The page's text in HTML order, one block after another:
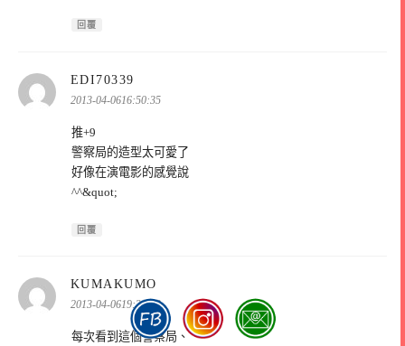
回覆
EDI70339
示:
2013-04-0616:50:35
推+9
警察局的造型太可愛了
好像在演電影的感覺說
^^&quot;
回覆
KUMAKUMO
示:
2013-04-0619:34:52
每次看到這個警察局、